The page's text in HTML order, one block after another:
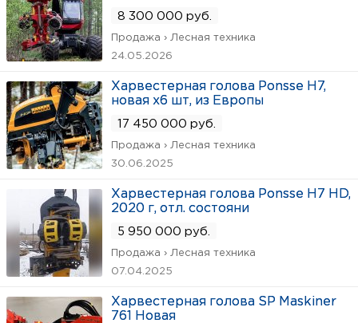
8 300 000 руб.
Продажа › Лесная техника
24.05.2026
Харвестерная голова Ponsse H7,
новая х6 шт, из Европы
17 450 000 руб.
Продажа › Лесная техника
30.06.2025
Харвестерная голова Ponsse H7 HD,
2020 г, отл. состояни
5 950 000 руб.
Продажа › Лесная техника
07.04.2025
Харвестерная голова SP Maskiner
761 Новая